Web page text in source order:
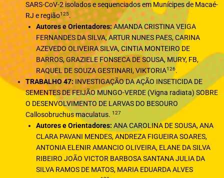
SARS-CoV-2 isolados e sequenciados em Munícipes de Macaé-
RJ e região125.
Autores e Orientadores:AMANDA CRISTINA VEIGA
FERNANDES DA SILVA, ARTUR NUNES PAES, CARINA
AZEVEDO OLIVEIRA SILVA, CINTIA MONTEIRO DE
BARROS, GRAZIELE FONSECA DE SOUSA, MURY, FB,
RAQUEL DE SOUZA GESTINARI, VIKTORIA126.
TRABALHO 47:INVESTIGAÇÃO DA AÇÃO INSETICIDA DE
SEMENTES DE FEIJÃO MUNGO-VERDE (Vigna radiata) SOBRE
O DESENVOLVIMENTO DE LARVAS DO BESOURO
Callosobruchus maculatus.127
Autores e Orientadores: ANA CAROLINA DE SOUSA, ANA
CLARA PAVANI MENDES, ANDREZA FIGUEIRA SOARES,
ANTONIA ELENIR AMANCIO OLIVEIRA, ELANE DA SILVA
RIBEIRO JOÃO VICTOR BARBOSA SANTANA JULIA DA
SILVA RAMOS DE MATOS, MARIA EDUARDA ALVES